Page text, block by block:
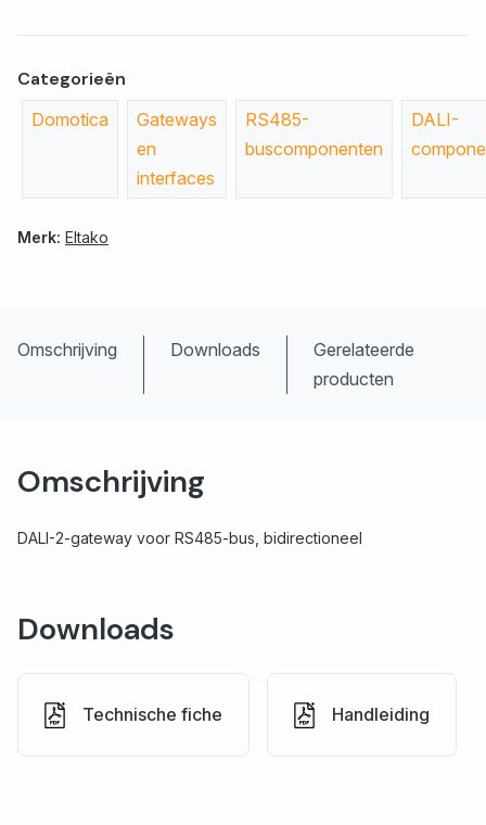
Categorieën
Domotica
Gateways
en
interfaces
RS485-
buscomponenten
DALI-
Merk: Eltako
Omschrijving Downloads
Gerelateerde
producten
Omschrijving
DALI-2-gateway voor RS485-bus, bidirectioneel
Downloads
Technische fiche Handleiding